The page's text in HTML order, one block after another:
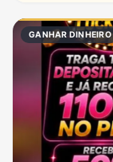
GANHAR DINHEIRO